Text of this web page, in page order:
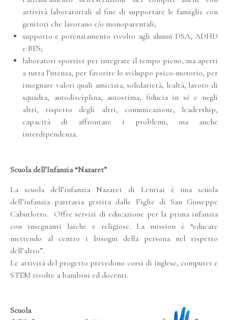
attività laboratoriali al fine di supportare le famiglie con
genitori che lavorano e/o monoparentali;
supporto e potenziamento rivolto agli alunni DSA, ADHD
e BES;
laboratori sportivi per integrare il tempo pieno, ma aperti
a tutta l’utenza, per favorire lo sviluppo psico-motorio, per
insegnare valori quali amicizia, solidarietà, lealtà, lavoro di
squadra, autodisciplina, autostima, fiducia in sé e negli
altri, rispetto degli altri, comunicazione, leadership,
capacità di affrontare i problemi, ma anche
interdipendenza.
Scuola dell’Infanzia “Nazaret”
La scuola dell’infanzia Nazaret di Lentiai è una scuola
dell’infanzia paritaria gestita dalle Figlie di San Giuseppe
Caburlotto. Offre servizi di educazione per la prima infanzia
con insegnanti laiche e religiose. La mission è “educare
mettendo al centro i bisogni della persona nel rispetto
dell’altro”.
Le attività del progetto prevedono corsi di inglese, computer e
STEM rivolte a bambini ed docenti.
Scuola